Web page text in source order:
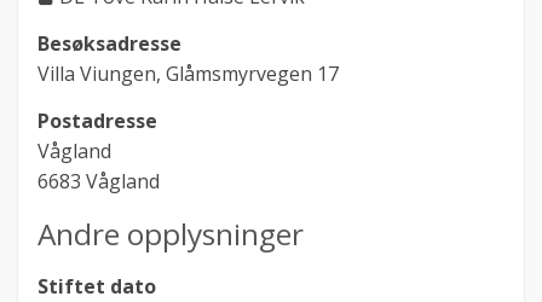
Besøksadresse
Villa Viungen, Glåmsmyrvegen 17
Postadresse
Vågland
6683 Vågland
Andre opplysninger
Stiftet dato